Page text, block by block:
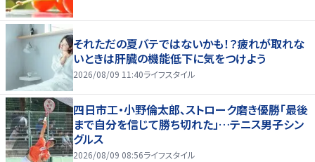
それただの夏バテではないかも！？疲れが取れな
いときは肝臓の機能低下に気をつけよう
2026/08/09 11:40ライフスタイル
四日市工・小野倫太郎、ストローク磨き優勝「最後
まで自分を信じて勝ち切れた」…テニス男子シン
グルス
2026/08/09 08:56ライフスタイル